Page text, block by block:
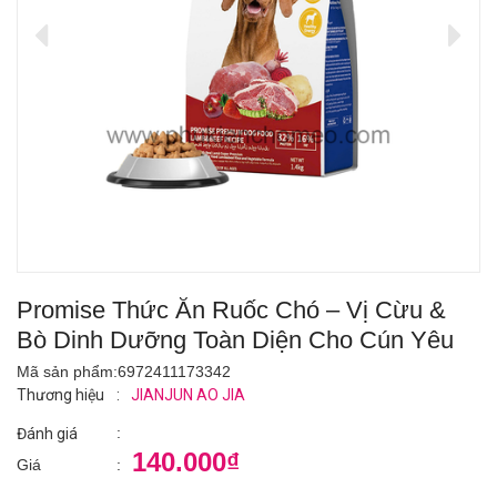
Promise Thức Ăn Ruốc Chó – Vị Cừu &
Bò Dinh Dưỡng Toàn Diện Cho Cún Yêu
Mã sản phẩm:6972411173342
Thương hiệu
: JIANJUN AO JIA
Đánh giá
:
Giá
: 140.000₫